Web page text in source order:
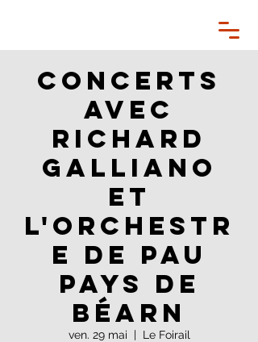
Concerts
avec
Richard
Galliano
et
l'Orchestr
e de Pau
Pays de
Béarn
ven. 29 mai
  |
Le Foirail